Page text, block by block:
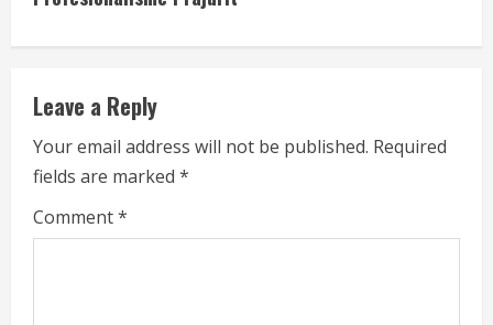
n
u
e
R
e
a
Leave a Reply
Your email address will not be published. Required
fields are marked *
Comment*